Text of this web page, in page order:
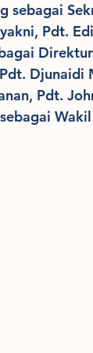
sebagai
Pdt.
Djunaidi
Pdt.